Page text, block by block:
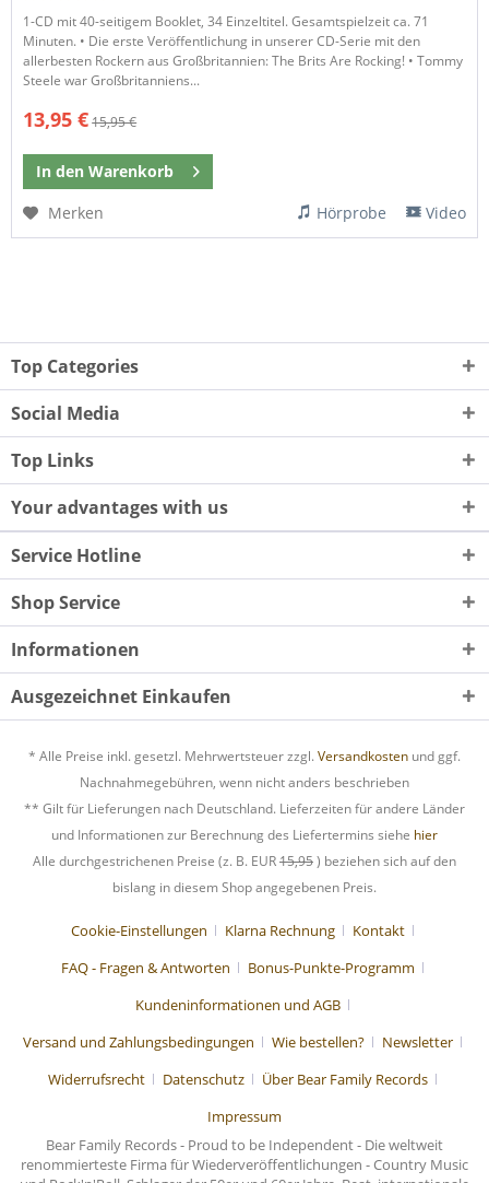
1-CD mit 40-seitigem Booklet, 34 Einzeltitel. Gesamtspielzeit ca. 71
Minuten. • Die erste Veröffentlichung in unserer CD-Serie mit den
allerbesten Rockern aus Großbritannien: The Brits Are Rocking! • Tommy
Steele war Großbritanniens...
13,95 €15,95 €
In den Warenkorb
Merken
Hörprobe Video
Top Categories
Social Media
Top Links
Your advantages with us
Service Hotline
Shop Service
Informationen
Ausgezeichnet Einkaufen
* Alle Preise inkl. gesetzl. Mehrwertsteuer zzgl. Versandkosten und ggf.
Nachnahmegebühren, wenn nicht anders beschrieben
** Gilt für Lieferungen nach Deutschland. Lieferzeiten für andere Länder
und Informationen zur Berechnung des Liefertermins siehe hier
Alle durchgestrichenen Preise (z. B. EUR15,95) beziehen sich auf den
bislang in diesem Shop angegebenen Preis.
Cookie-Einstellungen Klarna Rechnung
Kontakt
FAQ - Fragen & Antworten
Bonus-Punkte-Programm
Kundeninformationen und AGB
Versand und Zahlungsbedingungen
Wie bestellen?
Newsletter
Widerrufsrecht
Datenschutz
Über Bear Family Records
Impressum
Bear Family Records - Proud to be Independent - Die weltweit
renommierteste Firma für Wiederveröffentlichungen - Country Music